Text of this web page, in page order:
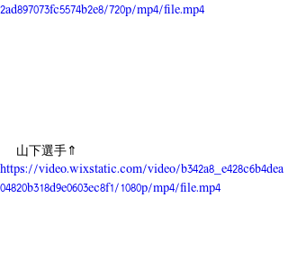
2ad897073fc5574b2e8/720p/mp4/file.mp4
山下選手⇑
https://video.wixstatic.com/video/b342a8_e428c6b4dea
04820b318d9e0603ec8f1/1080p/mp4/file.mp4